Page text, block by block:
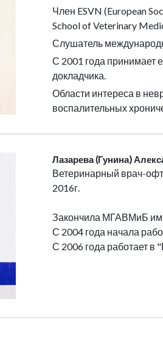
Член ESVN (European
School of Veterinary
Слушатель
С 2001 года принимает
докладчика.
Области интереса в
воспалительных
Лазарева (Гунина)
Ветеринарный врач-
2016г.
Закончила МГАВМиБ
С 2004 года начала
С 2006 года работает